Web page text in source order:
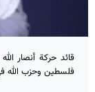
قائد حركة أنصار
فلسطين وحزب الله في